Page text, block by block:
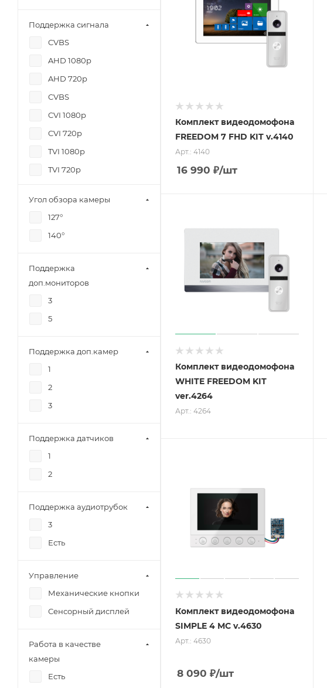
Комплект видеодомофона
FREEDOM 7 FHD KIT v.4140
Арт.: 4140
16 990 ₽/шт
Комплект видеодомофона
WHITE FREEDOM KIT
ver.4264
Арт.: 4264
Комплект видеодомофона
SIMPLE 4 MC v.4630
Арт.: 4630
8 090 ₽/шт
Поддержка сигнала
CVBS
AHD 1080p
AHD 720p
CVBS
CVI 1080p
CVI 720p
TVI 1080p
TVI 720p
Угол обзора камеры
127°
140°
Поддержка
доп.мониторов
3
5
Поддержка доп.камер
1
2
3
Поддержка датчиков
1
2
Поддержка аудиотрубок
3
Есть
Управление
Механические кнопки
Сенсорный дисплей
Работа в качестве
камеры
Есть